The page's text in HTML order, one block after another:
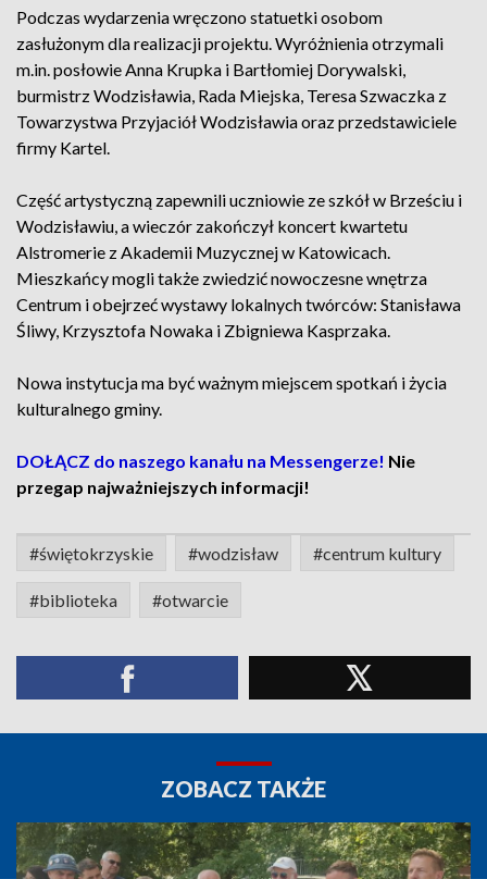
Podczas wydarzenia wręczono statuetki osobom
zasłużonym dla realizacji projektu. Wyróżnienia otrzymali
m.in. posłowie Anna Krupka i Bartłomiej Dorywalski,
burmistrz Wodzisławia, Rada Miejska, Teresa Szwaczka z
Towarzystwa Przyjaciół Wodzisławia oraz przedstawiciele
firmy Kartel.
Część artystyczną zapewnili uczniowie ze szkół w Brześciu i
Wodzisławiu, a wieczór zakończył koncert kwartetu
Alstromerie z Akademii Muzycznej w Katowicach.
Mieszkańcy mogli także zwiedzić nowoczesne wnętrza
Centrum i obejrzeć wystawy lokalnych twórców: Stanisława
Śliwy, Krzysztofa Nowaka i Zbigniewa Kasprzaka.
Nowa instytucja ma być ważnym miejscem spotkań i życia
kulturalnego gminy.
DOŁĄCZ do naszego kanału na Messengerze! Nie
przegap najważniejszych informacji!
#świętokrzyskie #wodzisław #centrum kultury
#biblioteka #otwarcie
ZOBACZ TAKŻE